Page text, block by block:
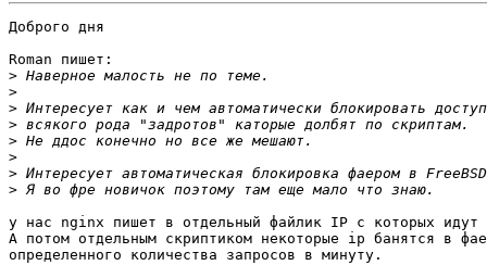
Доброго дня
Roman пишет:
>
>
>
>
>
>
>
>
у нас nginx пишет в отдельный файлик IP с которых идут
А потом отдельным скриптиком некоторые ip банятся в
определенного количества запросов в минуту.